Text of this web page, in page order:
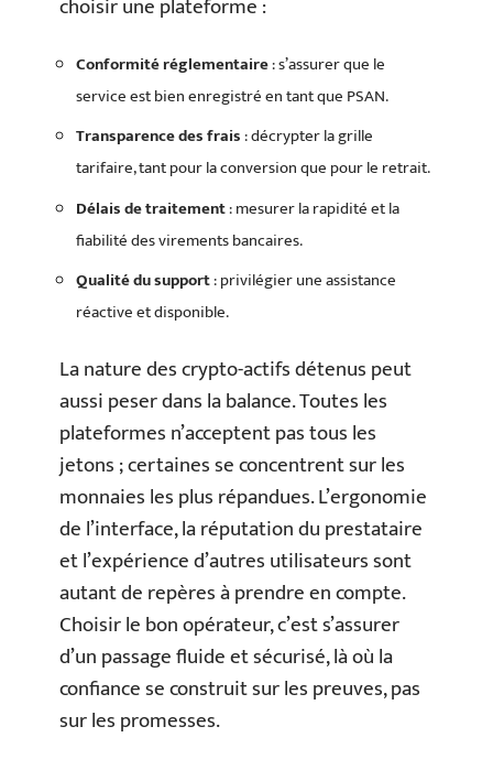
choisir une plateforme :
Conformité réglementaire: s’assurer que le
service est bien enregistré en tant que PSAN.
Transparence des frais: décrypter la grille
tarifaire, tant pour la conversion que pour le retrait.
Délais de traitement: mesurer la rapidité et la
fiabilité des virements bancaires.
Qualité du support: privilégier une assistance
réactive et disponible.
La nature des crypto-actifs détenus peut
aussi peser dans la balance. Toutes les
plateformes n’acceptent pas tous les
jetons ; certaines se concentrent sur les
monnaies les plus répandues. L’ergonomie
de l’interface, la réputation du prestataire
et l’expérience d’autres utilisateurs sont
autant de repères à prendre en compte.
Choisir le bon opérateur, c’est s’assurer
d’un passage fluide et sécurisé, là où la
confiance se construit sur les preuves, pas
sur les promesses.